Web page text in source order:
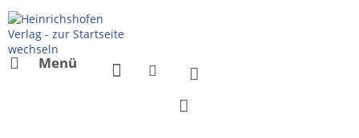
Menü